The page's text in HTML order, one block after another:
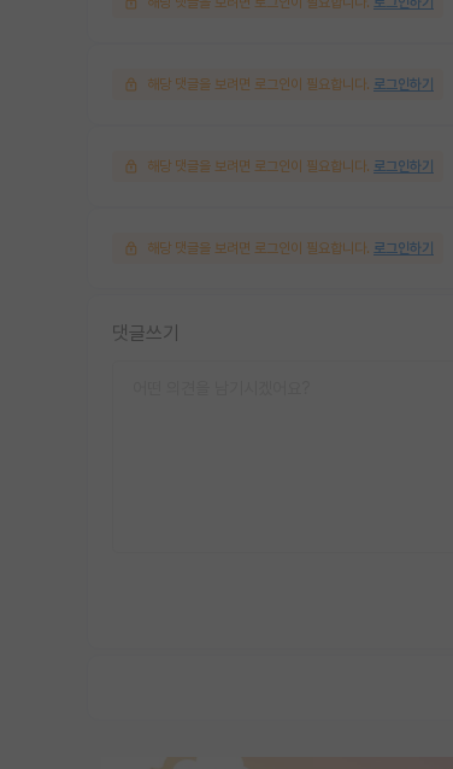
해당 댓글을 보려면 로그인이 필요합니다. 로그인하기
해당 댓글을 보려면 로그인이 필요합니다. 로그인하기
해당 댓글을 보려면 로그인이 필요합니다. 로그인하기
댓글쓰기